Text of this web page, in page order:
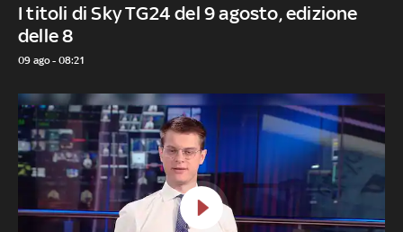
I titoli di Sky TG24 del 9 agosto, edizione
delle 8
09 ago - 08:21